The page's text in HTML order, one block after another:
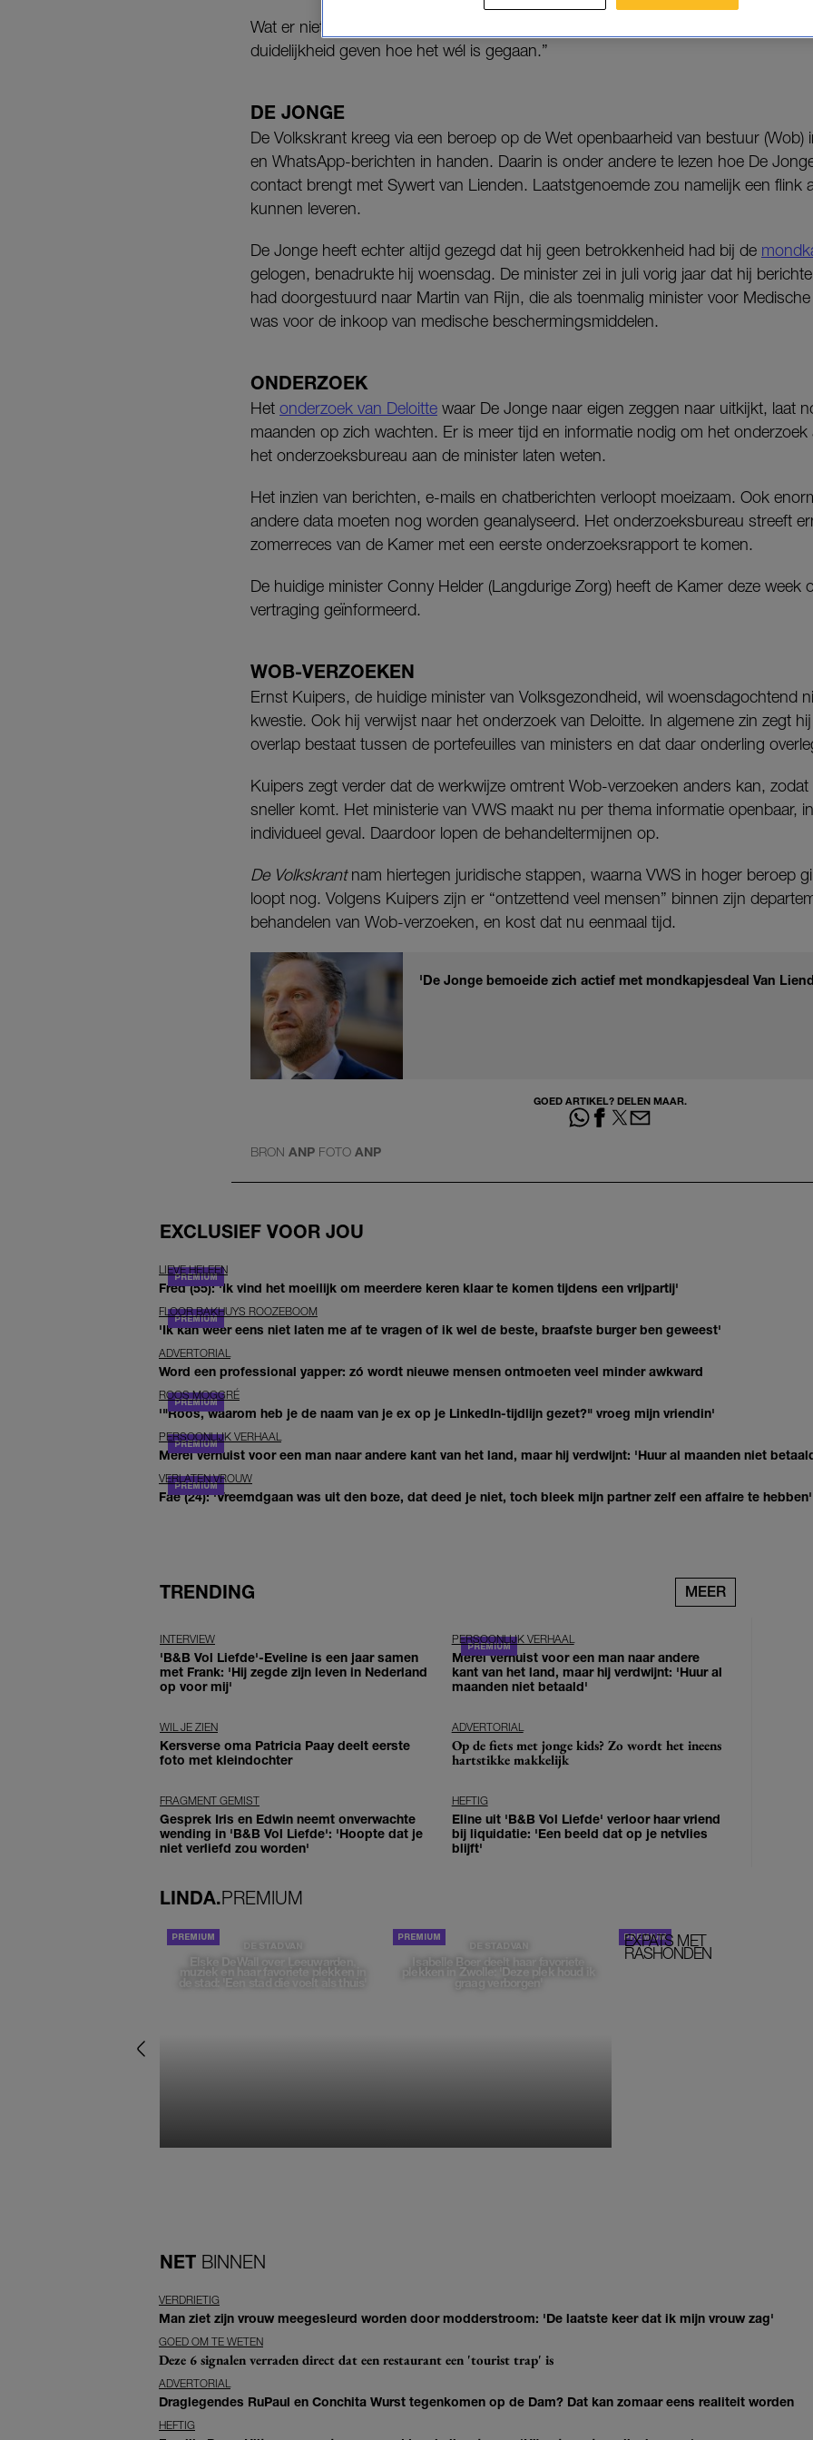
Wat er niet aan klopt, wilde hij niet toelichten, omdat er een onderzoek loopt.
duidelijkheid geven hoe het wél is gegaan.”
DE JONGE
De Volkskrant kreeg via een beroep op de Wet openbaarheid van bestuur (Wob)
en WhatsApp-berichten in handen. Daarin is onder andere te lezen hoe De
contact brengt met Sywert van Lienden. Laatstgenoemde zou namelijk een flink
kunnen leveren.
De Jonge heeft echter altijd gezegd dat hij geen betrokkenheid had bij de
gelogen, benadrukte hij woensdag. De minister zei in juli vorig jaar dat hij
had doorgestuurd naar Martin van Rijn, die als toenmalig minister voor
was voor de inkoop van medische beschermingsmiddelen.
ONDERZOEK
Het onderzoek van Deloitte waar De Jonge naar eigen zeggen naar uitkijkt, laat
maanden op zich wachten. Er is meer tijd en informatie nodig om het
het onderzoeksbureau aan de minister laten weten.
Het inzien van berichten, e-mails en chatberichten verloopt moeizaam. Ook
andere data moeten nog worden geanalyseerd. Het onderzoeksbureau streeft
zomerreces van de Kamer met een eerste onderzoeksrapport te komen.
De huidige minister Conny Helder (Langdurige Zorg) heeft de Kamer deze week
vertraging geïnformeerd.
WOB-VERZOEKEN
Ernst Kuipers, de huidige minister van Volksgezondheid, wil woensdagochtend
kwestie. Ook hij verwijst naar het onderzoek van Deloitte. In algemene zin zegt
overlap bestaat tussen de portefeuilles van ministers en dat daar onderling
Kuipers zegt verder dat de werkwijze omtrent Wob-verzoeken anders kan,
sneller komt. Het ministerie van VWS maakt nu per thema informatie openbaar,
individueel geval. Daardoor lopen de behandeltermijnen op.
De Volkskrantnam hiertegen juridische stappen, waarna VWS in hoger beroep
loopt nog. Volgens Kuipers zijn er “ontzettend veel mensen” binnen zijn
behandelen van Wob-verzoeken, en kost dat nu eenmaal tijd.
'De Jonge bemoeide zich actief met mondkapjesdeal Van
GOED ARTIKEL? DELEN MAAR.
BRON ANP FOTO ANP
EXCLUSIEF VOOR JOU
LIEVE HELEEN
Fred (55): 'Ik vind het moeilijk om meerdere keren klaar te komen tijdens een vrijpartij'
FLOOR BAKHUYS ROOZEBOOM
'Ik kan weer eens niet laten me af te vragen of ik wel de beste, braafste burger ben geweest'
ADVERTORIAL
Word een professional yapper: zó wordt nieuwe mensen ontmoeten veel minder awkward
ROOS MOGGRÉ
'"Roos, waarom heb je de naam van je ex op je LinkedIn-tijdlijn gezet?" vroeg mijn vriendin'
PERSOONLIJK VERHAAL
Merel verhuist voor een man naar andere kant van het land, maar hij verdwijnt: 'Huur al maanden niet
VERLATEN VROUW
Fae (24): 'Vreemdgaan was uit den boze, dat deed je niet, toch bleek mijn partner zelf een affaire te hebben'
TRENDING MEER
INTERVIEW
'B&B Vol Liefde'-Eveline is een jaar samen
met Frank: 'Hij zegde zijn leven in Nederland
op voor mij'
PERSOONLIJK VERHAAL
Merel verhuist voor een man naar andere
kant van het land, maar hij verdwijnt: 'Huur al
maanden niet betaald'
WIL JE ZIEN
Kersverse oma Patricia Paay deelt eerste
foto met kleindochter
ADVERTORIAL
Op de fiets met jonge kids? Zo wordt het ineens
hartstikke makkelijk
FRAGMENT GEMIST
Gesprek Iris en Edwin neemt onverwachte
wending in 'B&B Vol Liefde': 'Hoopte dat je
niet verliefd zou worden'
HEFTIG
Eline uit 'B&B Vol Liefde' verloor haar vriend
bij liquidatie: 'Een beeld dat op je netvlies
blijft'
LINDA.PREMIUM
DE STAD VAN
Elske DeWall over Leeuwarden,
muziek en haar favoriete plekken in
de stad: 'Een stad die voelt als thuis'
DE STAD VAN
Isabelle Boer deelt haar favoriete
plekken in Zwolle: 'Deze plek houd ik
graag verborgen'
EXPATS MET
RASHONDEN
NET BINNEN
VERDRIETIG
Man ziet zijn vrouw meegesleurd worden door modderstroom: 'De laatste keer dat ik mijn vrouw zag'
GOED OM TE WETEN
Deze 6 signalen verraden direct dat een restaurant een 'tourist trap' is
ADVERTORIAL
Draglegendes RuPaul en Conchita Wurst tegenkomen op de Dam? Dat kan zomaar eens realiteit worden
HEFTIG